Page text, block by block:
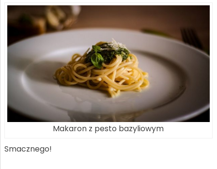
Makaron z pesto bazyliowym
Smacznego!